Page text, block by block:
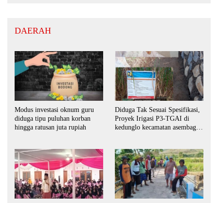
DAERAH
Modus investasi oknum guru
diduga tipu puluhan korban
hingga ratusan juta rupiah
Diduga Tak Sesuai Spesifikasi,
Proyek Irigasi P3-TGAI di
kedunglo kecamatan asembagus